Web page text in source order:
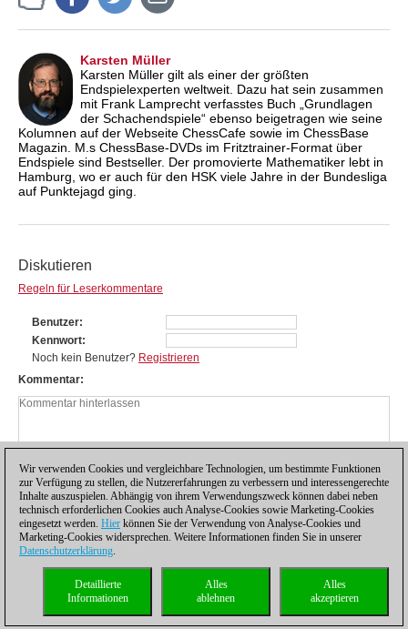
Karsten Müller
Karsten Müller gilt als einer der größten
Endspielexperten weltweit. Dazu hat sein zusammen
mit Frank Lamprecht verfasstes Buch „Grundlagen
der Schachendspiele“ ebenso beigetragen wie seine
Kolumnen auf der Webseite ChessCafe sowie im ChessBase
Magazin. M.s ChessBase-DVDs im Fritztrainer-Format über
Endspiele sind Bestseller. Der promovierte Mathematiker lebt in
Hamburg, wo er auch für den HSK viele Jahre in der Bundesliga
auf Punktejagd ging.
Diskutieren
Regeln für Leserkommentare
Benutzer
Kennwort
Noch kein Benutzer? Registrieren
Kommentar
Datenschutzhinweis| Kontakt| |Lizenzen
Compliance Hotline|
coldest news
Wir verwenden Cookies und vergleichbare Technologien, um bestimmte Funktionen
zur Verfügung zu stellen, die Nutzererfahrungen zu verbessern und interessengerechte
Inhalte auszuspielen. Abhängig von ihrem Verwendungszweck können dabei neben
technisch erforderlichen Cookies auch Analyse-Cookies sowie Marketing-Cookies
eingesetzt werden. Hier können Sie der Verwendung von Analyse-Cookies und
Marketing-Cookies widersprechen. Weitere Informationen finden Sie in unserer
Datenschutzerklärung.
Alles
akzeptieren
Alles
ablehnen
Detaillierte
Informationen